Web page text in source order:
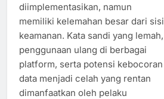
diimplementasikan, namun
memiliki kelemahan besar dari sisi
keamanan. Kata sandi yang lemah,
penggunaan ulang di berbagai
platform, serta potensi kebocoran
data menjadi celah yang rentan
dimanfaatkan oleh pelaku